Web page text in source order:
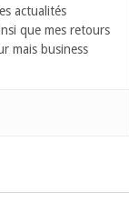
actualités
que mes retours
mais business